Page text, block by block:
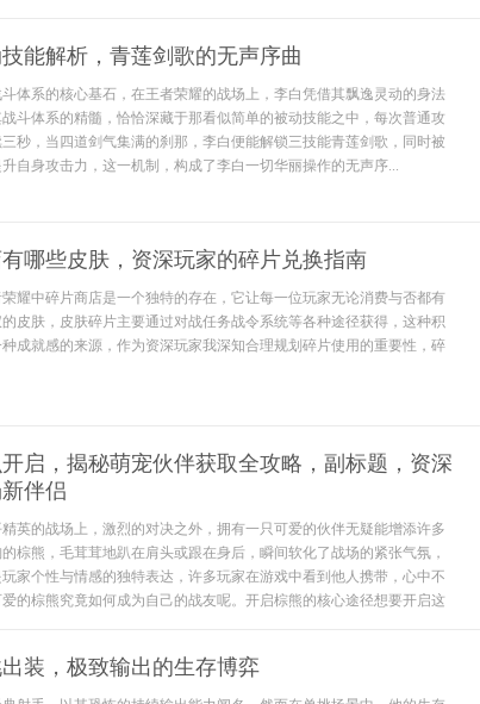
能解析，青莲剑歌的无声序曲
体系的核心基石，在王者荣耀的战场上，李白凭借其飘逸灵动的身法
斗体系的精髓，恰恰深藏于那看似简单的被动技能之中，每次普通攻
秒，当四道剑气集满的刹那，李白便能解锁三技能青莲剑歌，同时被
自身攻击力，这一机制，构成了李白一切华丽操作的无声序...
哪些皮肤，资深玩家的碎片兑换指南
耀中碎片商店是一个独特的存在，它让每一位玩家无论消费与否都有
皮肤，皮肤碎片主要通过对战任务战令系统等各种途径获得，这种积
成就感的来源，作为资深玩家我深知合理规划碎片使用的重要性，碎
启，揭秘萌宠伙伴获取全攻略，副标题，资深
伴侣
英的战场上，激烈的对决之外，拥有一只可爱的伙伴无疑能增添许多
棕熊，毛茸茸地趴在肩头或跟在身后，瞬间软化了战场的紧张气氛，
家个性与情感的独特表达，许多玩家在游戏中看到他人携带，心中不
的棕熊究竟如何成为自己的战友呢。开启棕熊的核心途径想要开启这
装，极致输出的生存博弈